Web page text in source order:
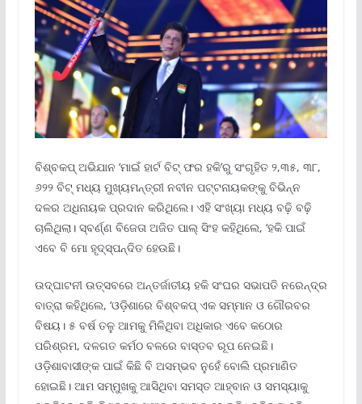
ବିଶ୍ବକପ୍ ଅଭିଯାନ ‘ମାଇଁ ହାର୍ଟ ବିଟ୍‌ ଫର ହକି’ରୁ ସଂଗୃହିତ ୨,୩୫, ୩୮,
୬୨୨ ବିଟ୍ ମଧ୍ୟ ମୁଖ୍ୟମନ୍ତ୍ରୀ ନବୀନ ପଟ୍ଟନାୟକଙ୍କୁ ବିଭିନ୍ନ
ଦଳର ଅଧିନାୟକ ପ୍ରଦାନ କରିଥିଲେ। ଏହି ସଂଖ୍ୟା ମଧ୍ୟ ବଢ଼ି ବଢ଼ି
ଚାଲିଥିଲା। ସ୍ବର୍ଣ୍ଣ ବିଜେତା ଅଜିତ ପାଲ୍ ସିଂହ କହିଥିଲେ, ‘ହକି ପାଇଁ
ଏବେ ବି ମୋ ହୃଦ୍‌ସ୍ପନ୍ଦିତ ହେଉଛି।
ଉଦ୍‌ଘାଟନୀ ଉତ୍ସବରେ ଅନ୍ତର୍ଜାତୀୟ ହକି ସଂଘର ସଭାପତି ନରେନ୍ଦ୍ର
ବାତ୍ରା କହିଥିଲେ, ‘ଓଡ଼ିଶା‌ରେ ବିଶ୍ବକପ୍ ଏକ ସମ୍ମାନ ଓ ଗୌରବର
ବିଷୟ। ୫ ବର୍ଷ ତଳୁ ଆମକୁ ମିଳିଥିବା ଅଧିକାର ଏବେ କଠୋର
ପରିଶ୍ରମ, ଦଳଗତ କର୍ମଠ ବଳରେ ବାସ୍ତବ ରୂପ ନେଇଛି।
ଓଡ଼ିଶାବାସୀଙ୍କ ପାଇଁ କିଛି ବି ଅସମ୍ଭବ ନୁହେଁ ବୋଲି ପ୍ରମାଣିତ‌
ହୋଇଛି। ଆମ ସମ୍ମୁଖକୁ ଆସିଥିବା ସମସ୍ତ ଆହ୍ବାନ ଓ ସମସ୍ୟାକୁ